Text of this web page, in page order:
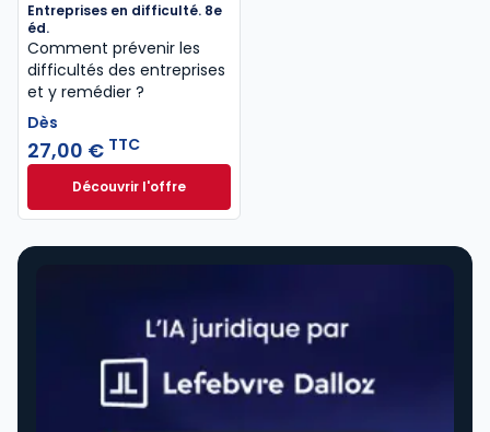
Entreprises en difficulté. 8e
éd.
Comment prévenir les
difficultés des entreprises
et y remédier ?
Dès
27,00 € TTC
Découvrir l'offreEntreprises en difficulté. 8e éd. à partir de
Dès